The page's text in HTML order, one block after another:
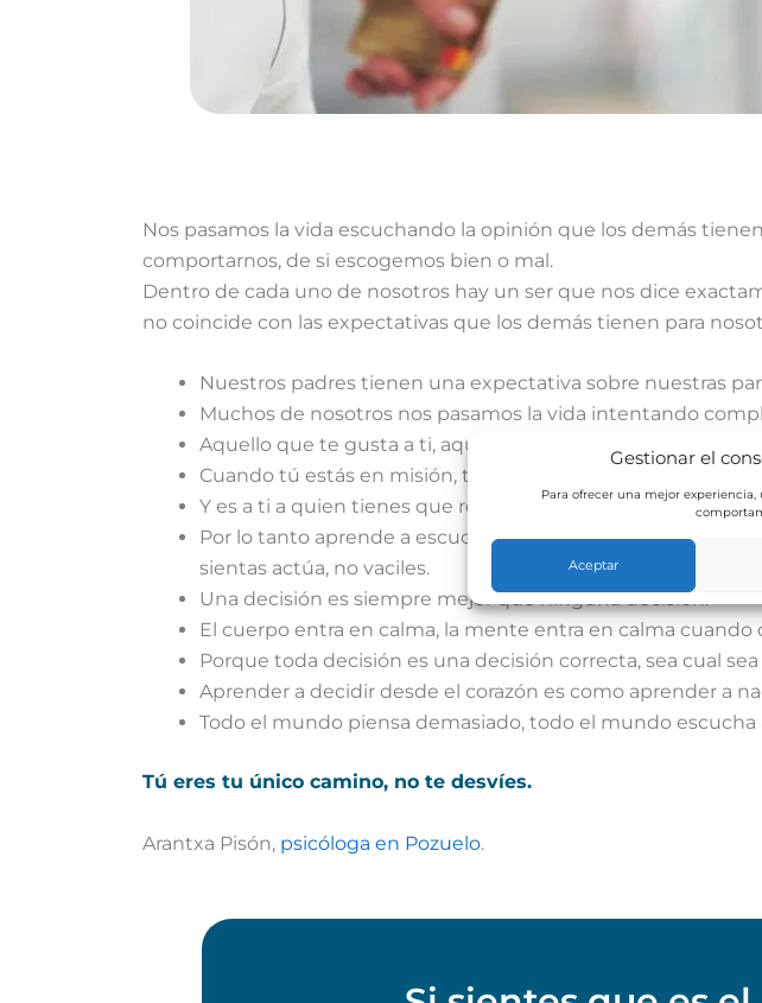
Gestionar el
Para ofrecer una mejor
Aceptar
Nos pasamos la vida escuchando la opinión que los demás
comportarnos, de si escogemos bien o mal.
Dentro de cada uno de nosotros hay un ser que nos dice
no coincide con las expectativas que los demás tienen para
Nuestros padres tienen una expectativa sobre nuestras
Muchos de nosotros nos pasamos la vida intentando
Aquello que te gusta a ti, aquello que te hace feliz a ti, ese
Cuando tú estás en misión, tu misión te alcanza a ti, no
Y es a ti a quien tienes que rendir cuentas, eres tú el que
Por lo tanto aprende a escuchar esa vocecita interior dale
sientas actúa, no vaciles.
Una decisión es siempre mejor que ninguna decisión.
El cuerpo entra en calma, la mente entra en calma
Porque toda decisión es una decisión correcta, sea cual
Aprender a decidir desde el corazón es como aprender a
Todo el mundo piensa demasiado, todo el mundo
Tú eres tu único camino, no te desvíes.
Arantxa Pisón, psicóloga en Pozuelo.